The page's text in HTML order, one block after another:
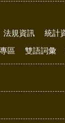
法規資訊 統計
區 雙語詞彙